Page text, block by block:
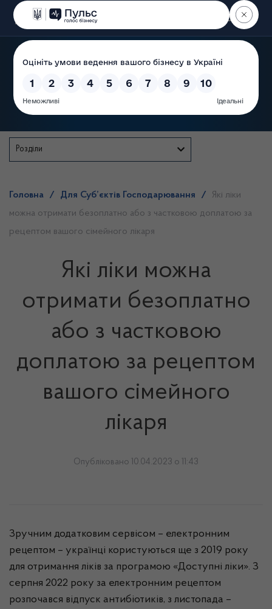
Пошук
Розділи
Головна / Для Суб’єктів Господарювання /
Які ліки
можна отримати безоплатно або з частковою доплатою за
рецептом вашого сімейного лікаря
Які ліки можна
отримати безоплатно
або з частковою
доплатою за рецептом
вашого сімейного
лікаря
Опубліковано 10.04.2023 о 11:43
Зручним додатковим сервісом – електронним
рецептом – українці користуються ще з 2019 року
для отримання ліків за програмою «Доступні ліки». З
серпня 2022 року за електронним рецептом
розпочався відпуск антибіотиків, з листопада –